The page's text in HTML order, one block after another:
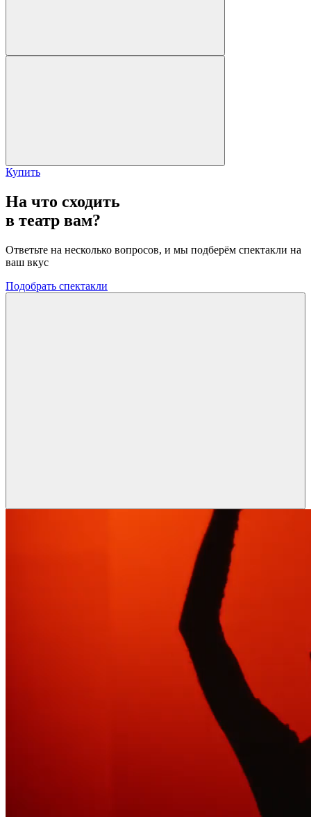
Купить
На что сходить
в театр вам?
Ответьте на несколько вопросов, и мы подберём спектакли на
ваш вкус
Подобрать спектакли